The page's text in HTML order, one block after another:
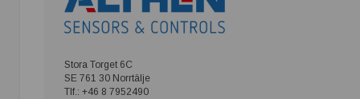
Stora Torget 6C
SE 761 30 Norrtälje
Tlf.: +46 8 7952490